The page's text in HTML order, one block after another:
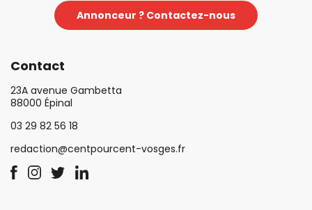
Annonceur ? Contactez-nous
Contact
23A avenue Gambetta
88000 Épinal
03 29 82 56 18
redaction@centpourcent-vosges.fr